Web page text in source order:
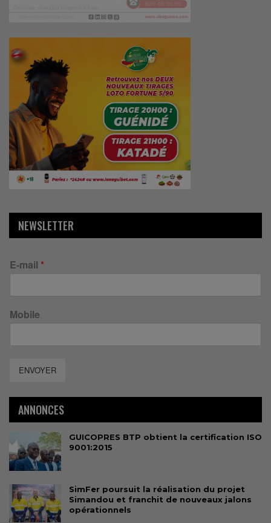
NEWSLETTER
E-mail *
Mobile
ENVOYER
ANNONCES
GUICOPRES BTP obtient la certification ISO
9001:2015
SimFer poursuit la réalisation du projet
Simandou et franchit de nouveaux jalons
opérationnels